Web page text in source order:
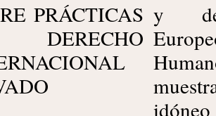
PRÁCTICAS
DERECHO
y